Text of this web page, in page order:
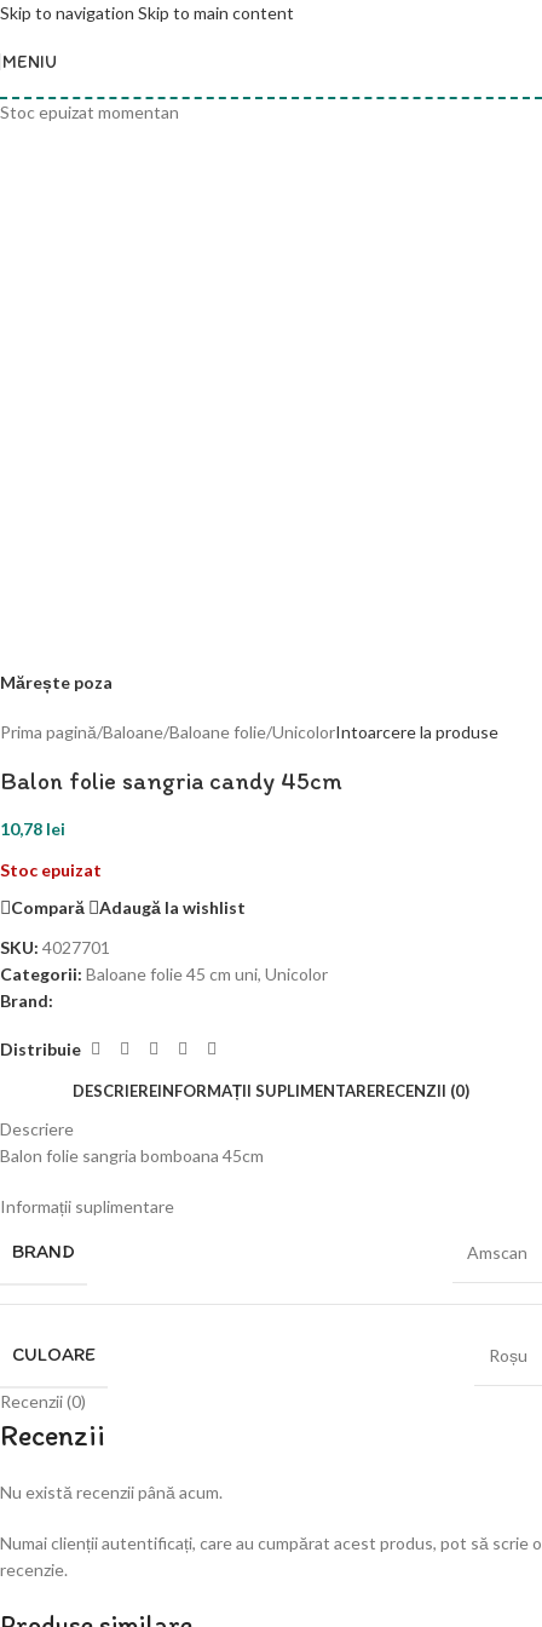
Skip to navigation Skip to main content
MENIU
Stoc epuizat momentan
Mărește poza
Prima pagină/Baloane/Baloane folie/UnicolorIntoarcere la produse
Balon folie sangria candy 45cm
10,78 lei
Stoc epuizat
Compară
Adaugă la wishlist
SKU: 4027701
Categorii: Baloane folie 45 cm uni, Unicolor
Brand:
Distribuie
DESCRIEREINFORMAȚII SUPLIMENTARERECENZII (0)
Descriere
Balon folie sangria bomboana 45cm
Informații suplimentare
BRAND Amscan
CULOARE Roșu
Recenzii (0)
Recenzii
Nu există recenzii până acum.
Numai clienții autentificați, care au cumpărat acest produs, pot să scrie o
recenzie.